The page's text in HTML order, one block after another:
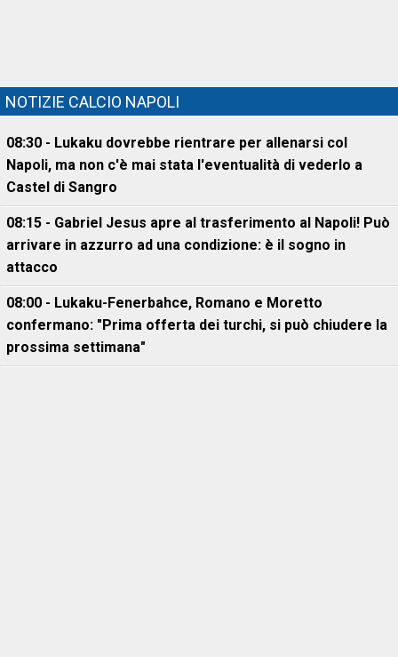
NOTIZIE CALCIO NAPOLI
08:30 - Lukaku dovrebbe rientrare per allenarsi col
Napoli, ma non c'è mai stata l'eventualità di vederlo a
Castel di Sangro
08:15 - Gabriel Jesus apre al trasferimento al Napoli! Può
arrivare in azzurro ad una condizione: è il sogno in
attacco
08:00 - Lukaku-Fenerbahce, Romano e Moretto
confermano: "Prima offerta dei turchi, si può chiudere la
prossima settimana"